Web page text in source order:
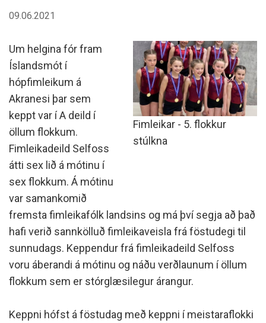
09.06.2021
Fimleikar - 5. flokkur
stúlkna
Um helgina fór fram
Íslandsmót í
hópfimleikum á
Akranesi þar sem
keppt var í A deild í
öllum flokkum.
Fimleikadeild Selfoss
átti sex lið á mótinu í
sex flokkum. Á mótinu
var samankomið
fremsta fimleikafólk landsins og má því segja að það
hafi verið sannkölluð fimleikaveisla frá föstudegi til
sunnudags. Keppendur frá fimleikadeild Selfoss
voru áberandi á mótinu og náðu verðlaunum í öllum
flokkum sem er stórglæsilegur árangur.
Keppni hófst á föstudag með keppni í meistaraflokki